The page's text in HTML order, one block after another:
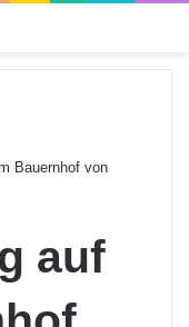
Bauernhof von
auf